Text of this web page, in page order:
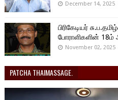
December 14, 2025
பிரிகேடியர்
போராளிகளின்
November 02, 2025
PATCHA THAIMASSAGE.